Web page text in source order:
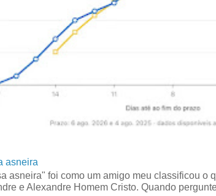
asneira
asneira" foi como um amigo meu classificou o
e Alexandre Homem Cristo. Quando